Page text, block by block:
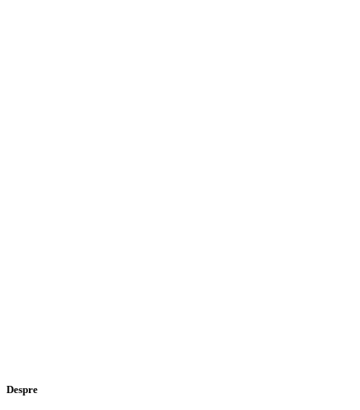
Despre